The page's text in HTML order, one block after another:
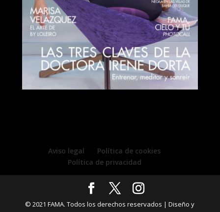
Aviso legal
Política de cookies
Política de privacidad
© 2021 FAMA. Todos los derechos reservados | Diseño y